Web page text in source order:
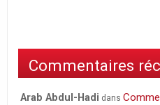
Commentaires
Arab Abdul-Hadi dans